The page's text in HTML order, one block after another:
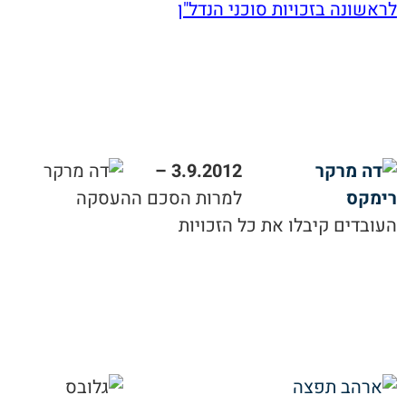
לראשונה בזכויות סוכני הנדל"ן
3.9.2012 –
למרות הסכם ההעסקה
העובדים קיבלו את כל הזכויות